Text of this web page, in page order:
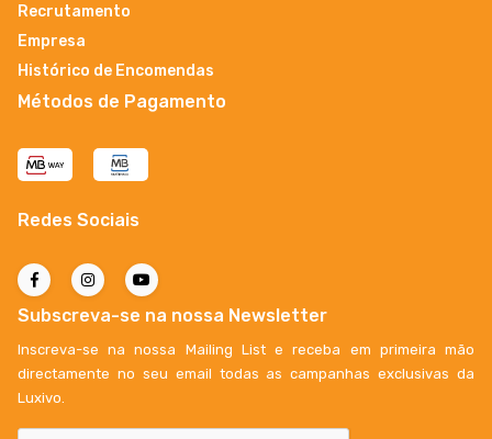
Recrutamento
Empresa
Histórico de Encomendas
Métodos de Pagamento
Redes Sociais
Subscreva-se na nossa Newsletter
Inscreva-se na nossa Mailing List e receba em primeira mão
directamente no seu email todas as campanhas exclusivas da
Luxivo.